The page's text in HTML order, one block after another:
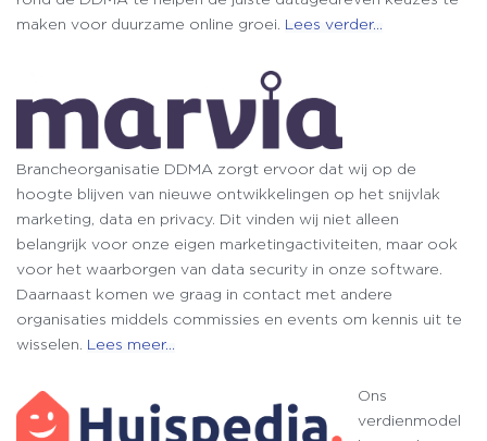
maken voor duurzame online groei. Lees verder…
Brancheorganisatie DDMA zorgt ervoor dat wij op de
hoogte blijven van nieuwe ontwikkelingen op het snijvlak
marketing, data en privacy. Dit vinden wij niet alleen
belangrijk voor onze eigen marketingactiviteiten, maar ook
voor het waarborgen van data security in onze software.
Daarnaast komen we graag in contact met andere
organisaties middels commissies en events om kennis uit te
wisselen. Lees meer…
Ons
verdienmodel